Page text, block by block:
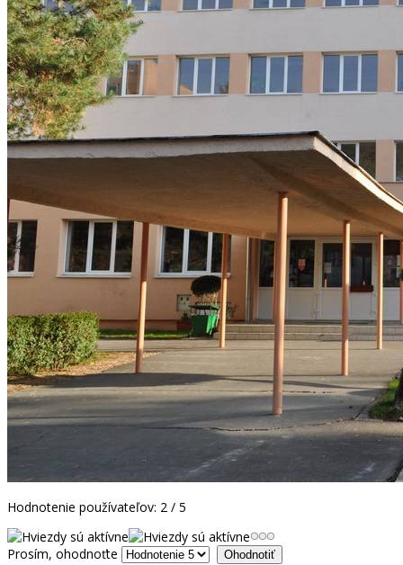
Hodnotenie používateľov: 2 / 5
Prosím, ohodnoťte